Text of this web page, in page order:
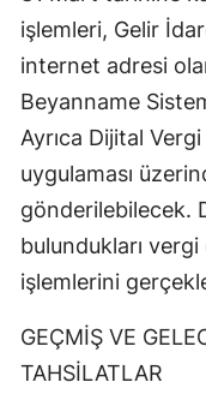
işlemleri, Gelir
internet adresi
Beyanname
Ayrıca Dijital
uygulaması
gönderilebilecek.
bulundukları
işlemlerini
GEÇMİŞ VE
TAHSİLATLAR